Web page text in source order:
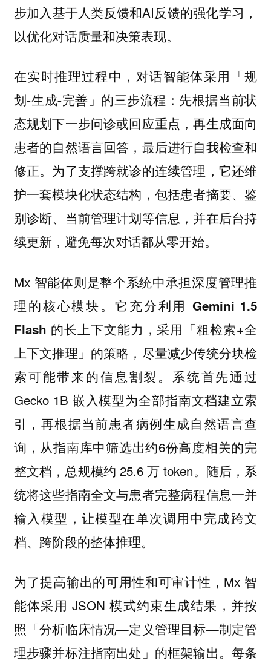
步加入基于人类反馈和AI反馈的强化学习，
以优化对话质量和决策表现。
在实时推理过程中，对话智能体采用「规
划-生成-完善」的三步流程： 先根据当前状
态规划下一步问诊或回应重点，再生成面向
患者的自然语言回答，最后进行自我检查和
修正。为了支撑跨就诊的连续管理，它还维
护一套模块化状态结构，包括患者摘要、鉴
别诊断、当前管理计划等信息，并在后台持
续更新，避免每次对话都从零开始。
Mx 智能体则是整个系统中承担深度管理推
理的核心模块。 它充分利用 Gemini 1.5
Flash 的长上下文能力，采用「粗检索+全
上下文推理」的策略， 尽量减少传统分块检
索可能带来的信息割裂。系统首先通过
Gecko 1B 嵌入模型为全部指南文档建立索
引，再根据当前患者病例生成自然语言查
询，从指南库中筛选出约6份高度相关的完
整文档，总规模约 25.6 万 token。随后，系
统将这些指南全文与患者完整病程信息一并
输入模型，让模型在单次调用中完成跨文
档、跨阶段的整体推理。
为了提高输出的可用性和可审计性，Mx 智
能体采用 JSON 模式约束生成结果，并按
照「分析临床情况—定义管理目标—制定管
理步骤并标注指南出处」的框架输出。每条